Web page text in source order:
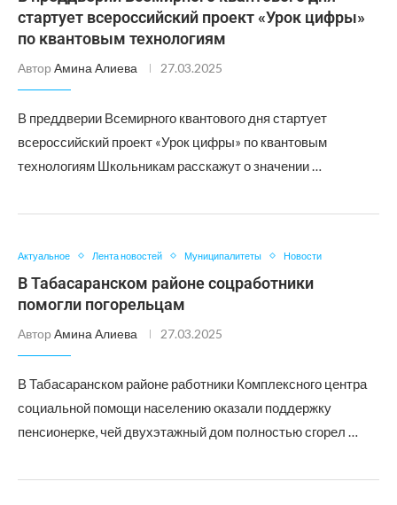
стартует всероссийский проект «Урок цифры»
по квантовым технологиям
Автор Амина Алиева 27.03.2025
В преддверии Всемирного квантового дня стартует
всероссийский проект «Урок цифры» по квантовым
технологиям Школьникам расскажут о значении …
Актуальное Лента новостей Муниципалитеты Новости
В Табасаранском районе соцработники
помогли погорельцам
Автор Амина Алиева 27.03.2025
В Табасаранском районе работники Комплексного центра
социальной помощи населению оказали поддержку
пенсионерке, чей двухэтажный дом полностью сгорел …